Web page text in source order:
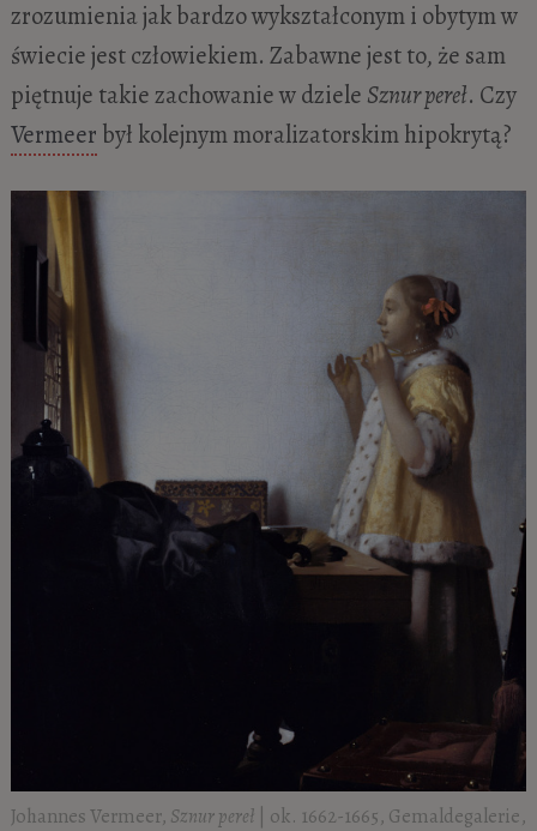
zrozumienia jak bardzo wykształconym i obytym w
świecie jest człowiekiem. Zabawne jest to, że sam
piętnuje takie zachowanie w dziele Sznur pereł. Czy
Vermeer był kolejnym moralizatorskim hipokrytą?
Johannes Vermeer, Sznur pereł | ok. 1662-1665, Gemaldegalerie,